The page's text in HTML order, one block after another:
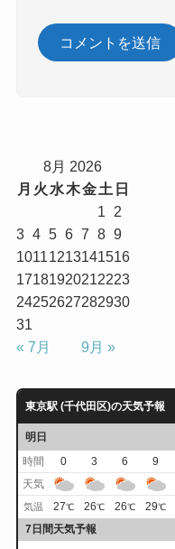
8月 2026
月 火 水木金土 日
1
2
3 4 5 6 7 8 9
10111213141516
17181920212223
24252627282930
31
« 7月
9月 »
東京駅 (千代田区)の天気予報
明日
時間
0 3 6 9
天気
気温 27℃ 26℃ 26℃ 29℃
7日間天気予報